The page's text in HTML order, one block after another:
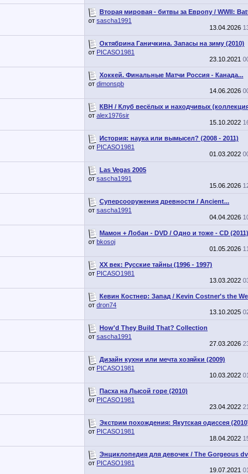
Вторая мировая - битвы за Европу / WWII:
от sascha1991
13.04.2026
Октябрина Ганичкина. Запасы на зиму (2010)
от PICASO1981
23.10.2021
Хоккей. Финальные Матчи Россия - Канада...
от dimonspb
14.06.2026
КВН / Клуб весёлых и находчивых
от alex1976sir
15.10.2022
История: наука или вымысел? (2008 - 2011)
от PICASO1981
01.03.2022
Las Vegas 2005
от sascha1991
15.06.2026
Суперсооружения древности / Ancient...
от sascha1991
04.04.2026
Мамон + Лобан - DVD / Одно и тоже - CD (2011)
от bkosoj
01.05.2026
XX век: Русские тайны (1996 - 1997)
от PICASO1981
13.03.2022
Кевин Костнер: Запад / Kevin Costner's the
от dron74
13.10.2025
How'd They Build That? Collection
от sascha1991
27.03.2026
Дизайн кухни или мечта хозяйки (2009)
от PICASO1981
10.03.2022
Пасха на Лысой горе (2010)
от PICASO1981
23.04.2022
Экстрим похождения: Якутская одиссея
от PICASO1981
18.04.2022
Энциклопедия для девочек / The Gorgeous
от PICASO1981
19.07.2021